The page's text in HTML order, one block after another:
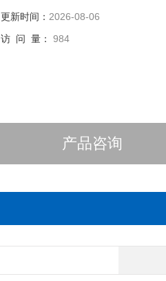
更新时间： 2026-08-06
访 问 量： 984
产品咨询